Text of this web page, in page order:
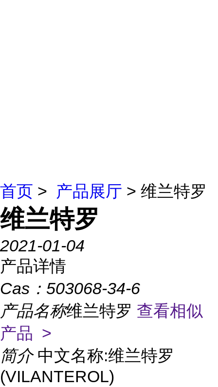
首页 > 产品展厅 > 维兰特罗
维兰特罗
2021-01-04
产品详情
Cas： 503068-34-6
产品名称维兰特罗 查看相似
产品 >
简介 中文名称:维兰特罗
(VILANTEROL)